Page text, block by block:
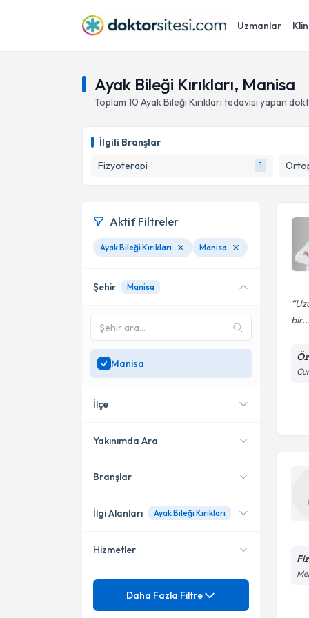
Uzmanlar
Ayak Bileği Kırıkları, Manisa
Toplam 10 Ayak Bileği Kırıkları tedavisi yapan
İlgili Branşlar
Fizyoterapi
1
bir...
Aktif Filtreler
Ayak Bileği Kırıkları Manisa
Şehir Manisa
Manisa
İlçe
Salihli
Yunusemre
Yakınımda Ara
Konumuma yakın uzmanları
Branşlar
Fizyoterapi
Ortopedi ve Travmatoloji
İlgi Alanları Ayak Bileği Kırıkları
Ayak Bileği Kırıkları
Hizmetler
Mezuniyet
Daha Fazla Filtre